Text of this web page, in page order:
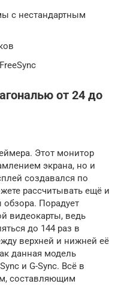
с нестандартным
от 24 до
Этот монитор
экрана, но и
создавался по
рассчитывать ещё и
Порадует
видеокарты, ведь
до 144 раз в
верхней и нижней её
данная модель
и G-Sync. Всё в
составляющим